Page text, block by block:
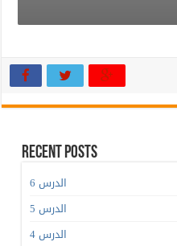
Recent Posts
الدرس 6
الدرس 5
الدرس 4